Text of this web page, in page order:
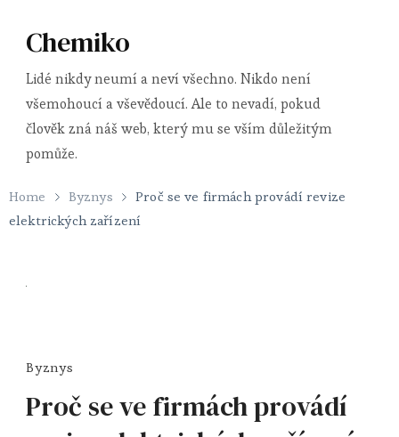
Chemiko
Lidé nikdy neumí a neví všechno. Nikdo není
všemohoucí a vševědoucí. Ale to nevadí, pokud
člověk zná náš web, který mu se vším důležitým
pomůže.
Home Byznys
Proč se ve firmách provádí revize
elektrických zařízení
Byznys
Proč se ve firmách provádí